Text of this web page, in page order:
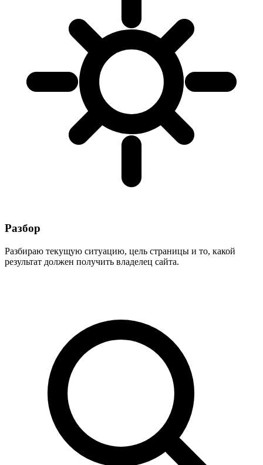
Разбор
Разбираю текущую ситуацию, цель страницы и то, какой
результат должен получить владелец сайта.